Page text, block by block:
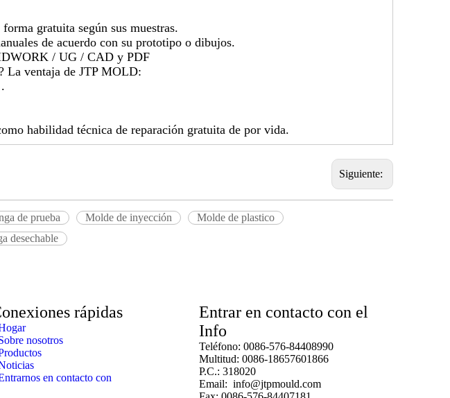
gratuita según sus muestras.
de acuerdo con su prototipo o dibujos.
/ UG / CAD y PDF
La ventaja de JTP MOLD:
habilidad técnica de reparación gratuita de por vida.
Siguiente:
de prueba Molde de inyección
Molde de plastico
desechable
rápidas
nosotros
en contacto con
Entrar en contacto con el
Info
Teléfono: 0086-576-84408990
Multitud: 0086-18657601866
P.C.: 318020
Email: info@jtpmould.com